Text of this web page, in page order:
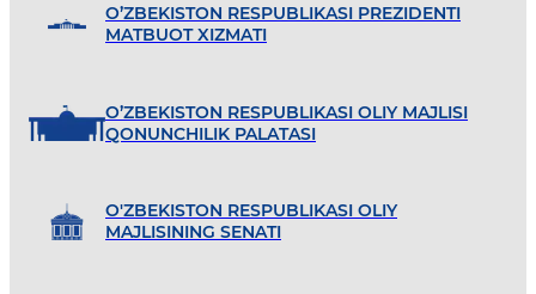
O’ZBEKISTON RESPUBLIKASI PREZIDENTI
MATBUOT XIZMATI
O’ZBEKISTON RESPUBLIKASI OLIY MAJLISI
QONUNCHILIK PALATASI
O'ZBEKISTON RESPUBLIKASI OLIY
MAJLISINING SENATI